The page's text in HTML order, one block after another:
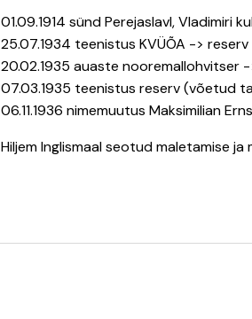
01.09.1914 sünd Perejaslavl, Vladimiri
25.07.1934 teenistus KVÜÕA ->
20.02.1935 auaste nooremallohvitser
07.03.1935 teenistus reserv (võetud
06.11.1936 nimemuutus Maksimilian
Hiljem Inglismaal seotud maletamise ja